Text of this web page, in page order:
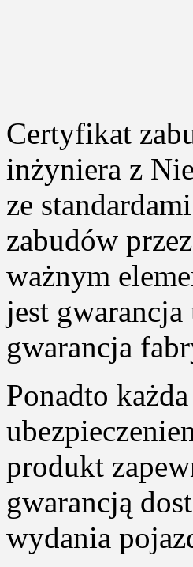
Certyfikat
inżyniera z
ze
zabudów
ważnym
jest
gwarancja
Ponadto
produkt
gwarancją
wydania